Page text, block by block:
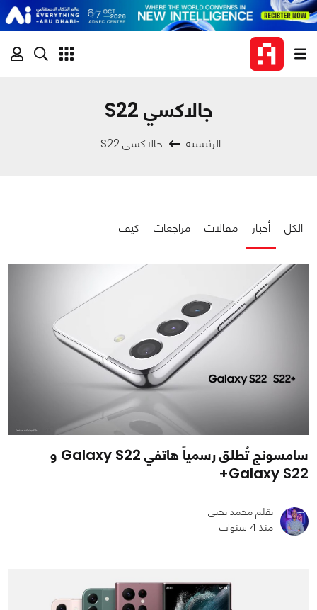
جالاكسي S22
الرئيسية جالاكسي S22
الكل أخبار مقالات مراجعات كيف
0
سامسونج تُطلق رسمياً هاتفي Galaxy S22 و
Galaxy S22+
بقلم محمد يحيى
منذ 4 سنوات